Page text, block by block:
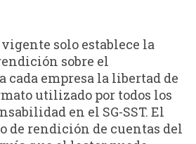
solo establece la
sobre el
cada empresa la libertad de
utilizado por todos los
en el SG-SST. El
de rendición de cuentas del